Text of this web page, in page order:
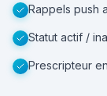
Rappels push
Statut actif /
Prescripteur